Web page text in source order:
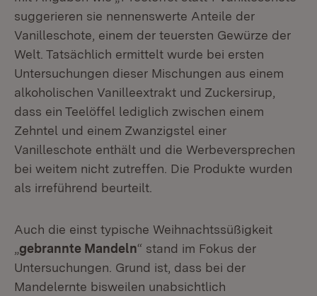
suggerieren sie nennenswerte Anteile der
Vanilleschote, einem der teuersten Gewürze der
Welt. Tatsächlich ermittelt wurde bei ersten
Untersuchungen dieser Mischungen aus einem
alkoholischen Vanilleextrakt und Zuckersirup,
dass ein Teelöffel lediglich zwischen einem
Zehntel und einem Zwanzigstel einer
Vanilleschote enthält und die Werbeversprechen
bei weitem nicht zutreffen. Die Produkte wurden
als irreführend beurteilt.
Auch die einst typische Weihnachtssüßigkeit
gebrannte Mandeln“ stand im Fokus der
Untersuchungen. Grund ist, dass bei der
Mandelernte bisweilen unabsichtlich